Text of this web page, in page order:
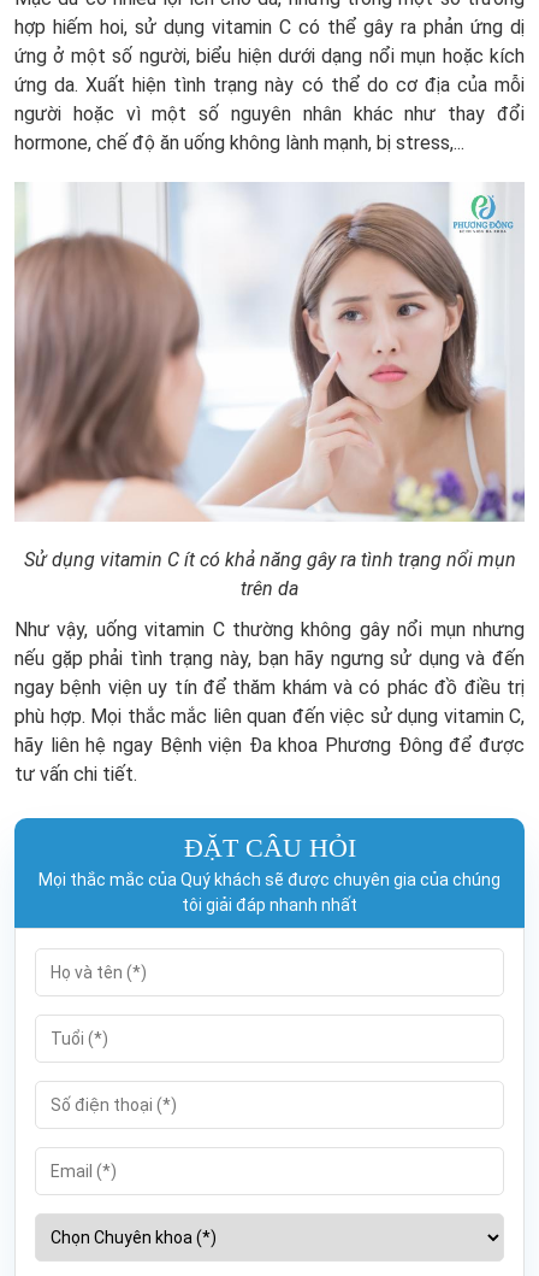
hợp hiếm hoi, sử dụng vitamin C có thể gây ra phản ứng dị
ứng ở một số người, biểu hiện dưới dạng nổi mụn hoặc kích
ứng da. Xuất hiện tình trạng này có thể do cơ địa của mỗi
người hoặc vì một số nguyên nhân khác như thay đổi
hormone, chế độ ăn uống không lành mạnh, bị stress,...
Sử dụng vitamin C ít có khả năng gây ra tình trạng nổi mụn
trên da
Như vậy, uống vitamin C thường không gây nổi mụn nhưng
nếu gặp phải tình trạng này, bạn hãy ngưng sử dụng và đến
ngay bệnh viện uy tín để thăm khám và có phác đồ điều trị
phù hợp. Mọi thắc mắc liên quan đến việc sử dụng vitamin C,
hãy liên hệ ngay Bệnh viện Đa khoa Phương Đông để được
tư vấn chi tiết.
ĐẶT CÂU HỎI
Mọi thắc mắc của Quý khách sẽ được chuyên gia của chúng
tôi giải đáp nhanh nhất